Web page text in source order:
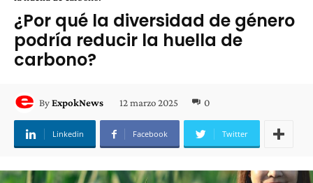
¿Por qué la diversidad de género
podría reducir la huella de
carbono?
ByExpokNews 12 marzo 2025 0
Linkedin Facebook Twitter